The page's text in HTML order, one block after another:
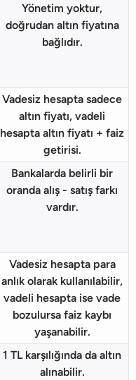
Yönetim yoktur,
doğrudan altın fiyatına
bağlıdır.
Vadesiz hesapta sadece
altın fiyatı, vadeli
hesapta altın fiyatı + faiz
getirisi.
Bankalarda belirli bir
oranda alış - satış farkı
vardır.
Vadesiz hesapta para
anlık olarak kullanılabilir,
vadeli hesapta ise vade
bozulursa faiz kaybı
yaşanabilir.
1 TL karşılığında da altın
alınabilir.